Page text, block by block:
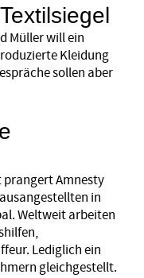
Müller will ein
Kleidung
sollen aber
prangert Amnesty
in
Weltweit arbeiten
Lediglich ein
gleichgestellt.